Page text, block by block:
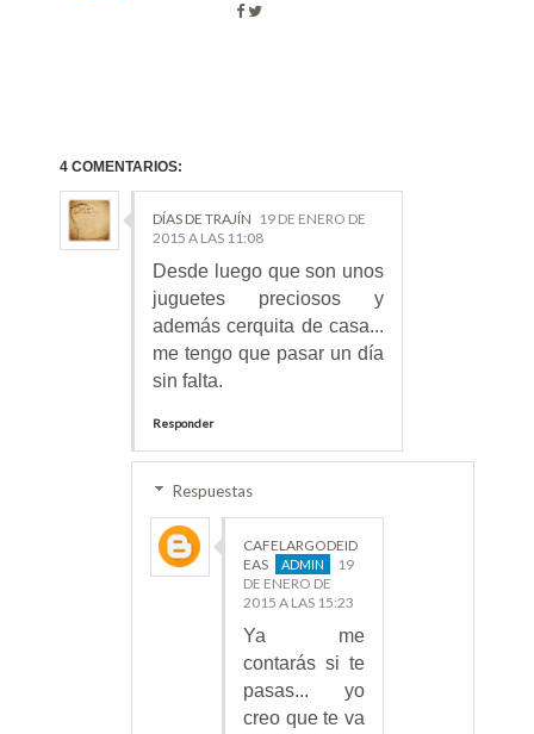
4 COMENTARIOS:
DÍAS DE TRAJÍN 19 DE ENERO DE
2015 A LAS 11:08
Desde luego que son unos
juguetes preciosos y
además cerquita de casa...
me tengo que pasar un día
sin falta.
Responder
Respuestas
CAFELARGODEID
EAS
19
DE ENERO DE
2015 A LAS 15:23
Ya me
contarás si te
pasas... yo
creo que te va